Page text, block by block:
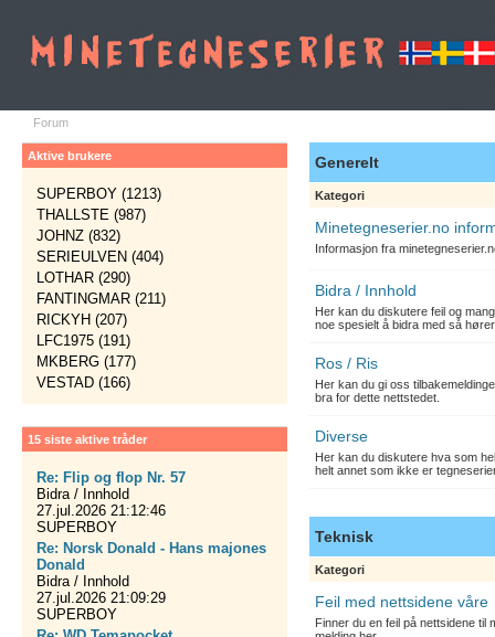
Forum
Aktive brukere
SUPERBOY (1213)
THALLSTE (987)
JOHNZ (832)
SERIEULVEN (404)
LOTHAR (290)
FANTINGMAR (211)
RICKYH (207)
LFC1975 (191)
MKBERG (177)
VESTAD (166)
15 siste aktive tråder
Re: Flip og flop Nr. 57
Bidra / Innhold
27.jul.2026 21:12:46
SUPERBOY
Re: Norsk Donald - Hans majones
Donald
Bidra / Innhold
27.jul.2026 21:09:29
SUPERBOY
Generelt
Kategori
Minetegneserier.no
Informasjon fra
Bidra / Innhold
Her kan du diskutere feil og
noe spesielt å bidra med så
Ros / Ris
Her kan du gi oss
bra for dette nettstedet.
Diverse
Her kan du diskutere hva som
helt annet som ikke er
Teknisk
Kategori
Feil med nettsidene våre
Finner du en feil på nettsidene til